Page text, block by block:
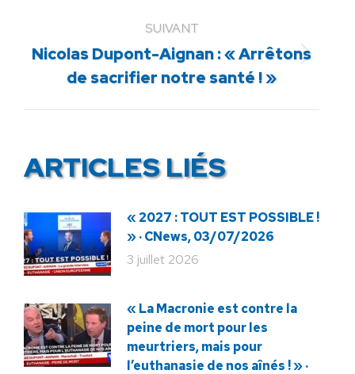
SUIVANT
Article
suivant
Nicolas Dupont-Aignan : « Arrêtons
de sacrifier notre santé ! »
ARTICLES LIÉS
« 2027 : TOUT EST POSSIBLE !
» · CNews, 03/07/2026
3 juillet 2026
« La Macronie est contre la
peine de mort pour les
meurtriers, mais pour
l’euthanasie de nos aînés ! » ·